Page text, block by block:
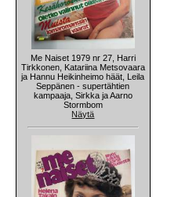
Me Naiset 1979 nr 27, Harri
Tirkkonen, Katariina Metsovaara
ja Hannu Heikinheimo häät, Leila
Seppänen - supertähtien
kampaaja, Sirkka ja Aarno
Stormbom
Näytä